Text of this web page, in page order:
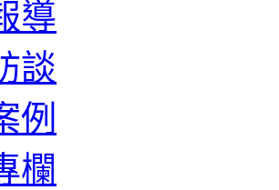
導
談
例
欄